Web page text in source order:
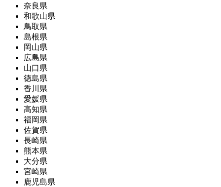
奈良県
和歌山県
鳥取県
島根県
岡山県
広島県
山口県
徳島県
香川県
愛媛県
高知県
福岡県
佐賀県
長崎県
熊本県
大分県
宮崎県
鹿児島県